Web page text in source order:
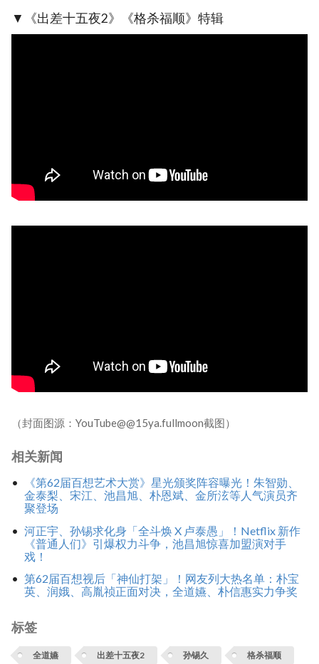
▼《出差十五夜2》《格杀福顺》特辑
（封面图源：YouTube@@15ya.fullmoon截图）
相关新闻
《第62届百想艺术大赏》星光颁奖阵容曝光！朱智勋、
金泰梨、宋江、池昌旭、朴恩斌、金所泫等人气演员齐
聚登场
河正宇、孙锡求化身「全斗焕 X 卢泰愚」！Netflix 新作
《普通人们》引爆权力斗争，池昌旭惊喜加盟演对手
戏！
第62届百想视后「神仙打架」！网友列大热名单：朴宝
英、润娥、高胤祯正面对决，全道嬿、朴信惠实力争奖
标签
全道嬿 出差十五夜2 孙锡久 格杀福顺